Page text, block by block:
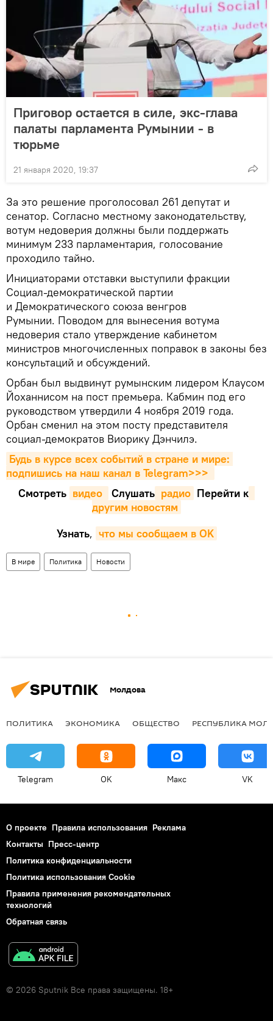
Приговор остается в силе, экс-глава
палаты парламента Румынии - в
тюрьме
21 января 2020, 19:37
За это решение проголосовал 261 депутат и
сенатор. Согласно местному законодательству,
вотум недоверия должны были поддержать
минимум 233 парламентария, голосование
проходило тайно.
Инициаторами отставки выступили фракции
Социал-демократической партии
и Демократического союза венгров
Румынии. Поводом для вынесения вотума
недоверия стало утверждение кабинетом
министров многочисленных поправок в законы без
консультаций и обсуждений.
Орбан был выдвинут румынским лидером Клаусом
Йоханнисом на пост премьера. Кабмин под его
руководством утвердили 4 ноября 2019 года.
Орбан сменил на этом посту представителя
социал-демократов Виорику Дэнчилэ.
Будь в курсе всех событий в стране и мире:
подпишись на наш канал в Telegram>>>
Смотреть видео Cлушать радио Перейти к
другим новостям
Узнать, что мы сообщаем в OK
В мире Политика Новости
Молдова
ПОЛИТИКА ЭКОНОМИКА ОБЩЕСТВО РЕСПУБЛИКА
Telegram OK Макс VK
О проекте Правила использования Реклама
Контакты Пресс-центр
Политика конфиденциальности
Политика использования Cookie
Правила применения рекомендательных
технологий
Обратная связь
© 2026 Sputnik Все права защищены. 18+